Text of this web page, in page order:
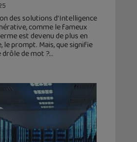
des solutions d’Intelligence
comme le fameux
est devenu de plus en
le prompt. Mais, que signifie
de mot ?